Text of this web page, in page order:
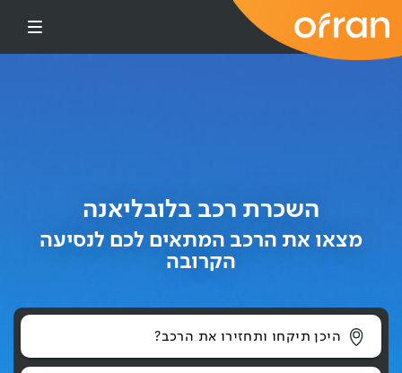
השכרת רכב בלובליאנה
מצאו את הרכב המתאים לכם לנסיעה
הקרובה
היכן תיקחו ותחזירו את הרכב?